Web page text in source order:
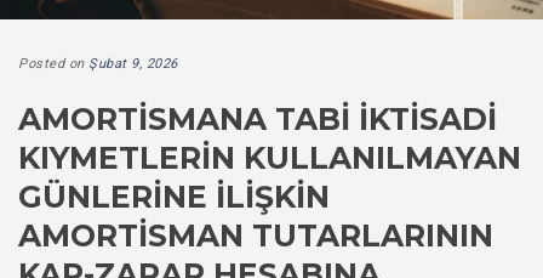
Posted on Şubat 9, 2026
AMORTISMANA TABI İKTISADI
KIYMETLERIN KULLANILMAYAN
GÜNLERINE İLIŞKIN
AMORTISMAN TUTARLARININ